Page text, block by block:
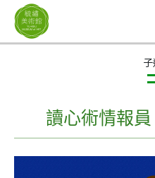
讀心術情報